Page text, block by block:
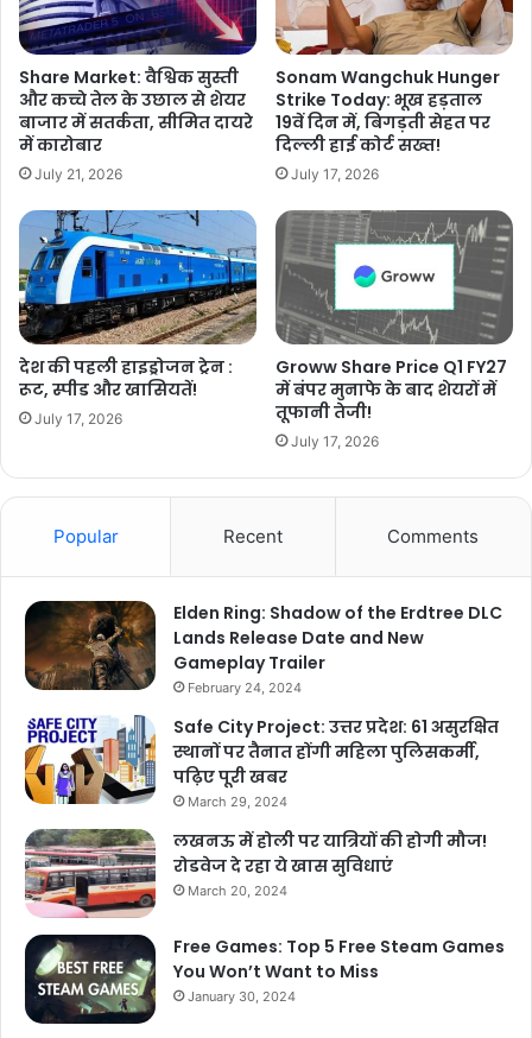
Share Market: वैश्विक सुस्ती
और कच्चे तेल के उछाल से शेयर
बाजार में सतर्कता, सीमित दायरे
में कारोबार
July 21, 2026
Sonam Wangchuk Hunger
Strike Today: भूख हड़ताल
19वें दिन में, बिगड़ती सेहत पर
दिल्ली हाई कोर्ट सख्त!
July 17, 2026
देश की पहली हाइड्रोजन ट्रेन :
रूट, स्पीड और खासियतें!
July 17, 2026
Groww Share Price Q1 FY27
में बंपर मुनाफे के बाद शेयरों में
तूफानी तेजी!
July 17, 2026
Popular Recent Comments
Elden Ring: Shadow of the Erdtree DLC
Lands Release Date and New
Gameplay Trailer
February 24, 2024
Safe City Project: उत्तर प्रदेश: 61 असुरक्षित
स्थानों पर तैनात होंगी महिला पुलिसकर्मी,
पढ़िए पूरी खबर
March 29, 2024
लखनऊ में होली पर यात्रियों की होगी मौज!
रोडवेज दे रहा ये खास सुविधाएं
March 20, 2024
Free Games: Top 5 Free Steam Games
You Won’t Want to Miss
January 30, 2024